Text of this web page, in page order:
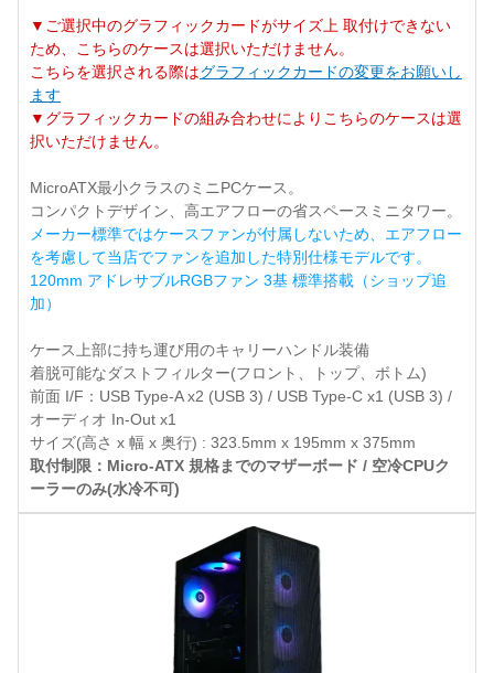
▼ご選択中のグラフィックカードがサイズ上 取付けできない
ため、こちらのケースは選択いただけません。
こちらを選択される際はグラフィックカードの変更をお願いし
ます
▼グラフィックカードの組み合わせによりこちらのケースは選
択いただけません。
MicroATX最小クラスのミニPCケース。
コンパクトデザイン、高エアフローの省スペースミニタワー。
メーカー標準ではケースファンが付属しないため、エアフロー
を考慮して当店でファンを追加した特別仕様モデルです。
120mm アドレサブルRGBファン 3基 標準搭載（ショップ追
加）
ケース上部に持ち運び用のキャリーハンドル装備
着脱可能なダストフィルター(フロント、トップ、ボトム)
前面 I/F：USB Type-A x2 (USB 3) / USB Type-C x1 (USB 3) /
オーディオ In-Out x1
サイズ(高さ x 幅 x 奥行) : 323.5mm x 195mm x 375mm
取付制限：Micro-ATX 規格までのマザーボード / 空冷CPUク
ーラーのみ(水冷不可)